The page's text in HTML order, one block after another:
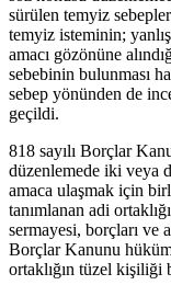
sürülen temyiz
temyiz isteminin;
amacı gözönüne
sebebinin bulunması
sebep yönünden de
geçildi.
818 sayılı Borçlar
düzenlemede iki veya
amaca ulaşmak için
tanımlanan adi
sermayesi, borçları ve
Borçlar Kanunu
ortaklığın tüzel kişiliği